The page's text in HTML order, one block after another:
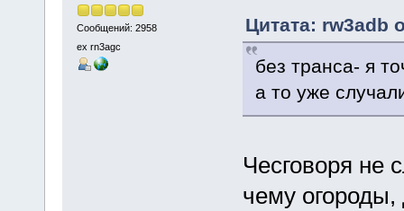
Сообщений: 2958
ex rn3agc
Цитата: rw3adb
без транса- я
а то уже
Чесговоря не
чему